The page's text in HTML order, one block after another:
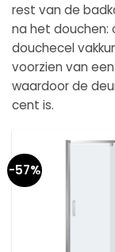
rest van de
na het douchen:
douchecel
voorzien van
waardoor de
cent is.
-57%